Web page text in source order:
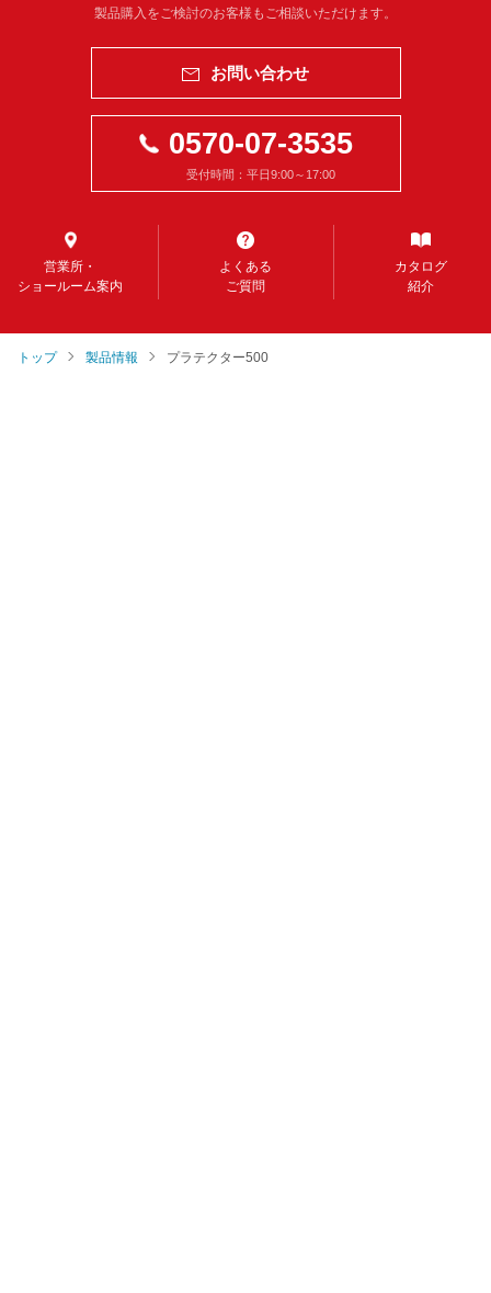
製品購入をご検討のお客様もご相談いただけます。
お問い合わせ
0570-07-3535
受付時間：平日9:00～17:00
営業所・
ショールーム案内
よくある
ご質問
カタログ
紹介
トップ 製品情報 プラテクター500